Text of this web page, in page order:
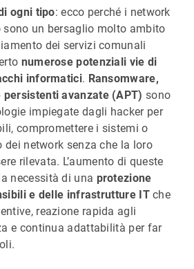
ogni tipo: ecco perché i network
sono un bersaglio molto ambito
dei servizi comunali
numerose potenziali vie di
informatici. Ransomware,
persistenti avanzate (APT) sono
impiegate dagli hacker per
compromettere i sistemi o
dei network senza che la loro
rilevata. L’aumento di queste
necessità di una protezione
e delle infrastrutture ITche
reazione rapida agli
e continua adattabilità per far